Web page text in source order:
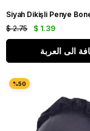
Siyah Dikişli Penye
$ 1.39
$ 2.75
الى العربة